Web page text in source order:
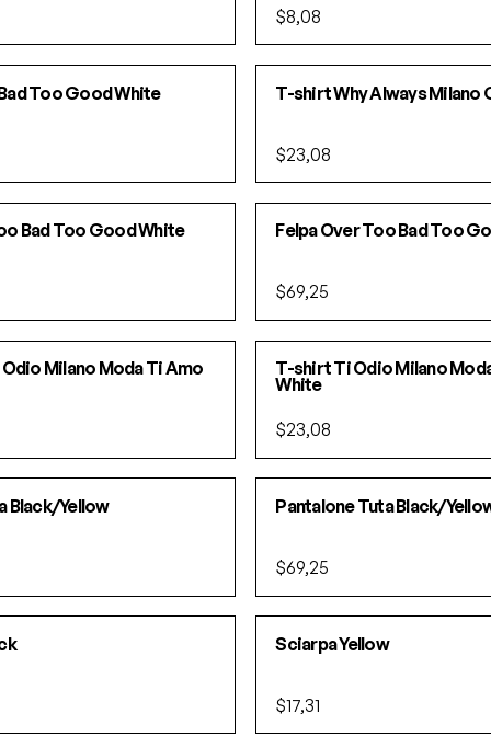
$8,08
Too Good White T-shirt Why Always Milano
$23,08
Bad Too Good White
SOLD OUT!
Felpa Over Too Bad Too
$69,25
Milano Moda Ti Amo
SOLD OUT!
T-shirt Ti Odio Milano
White
$23,08
Black/Yellow Pantalone Tuta Black/
$69,25
Sciarpa Yellow
$17,31